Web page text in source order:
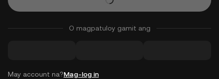
O magpatuloy gamit ang
May account na?Mag-log in